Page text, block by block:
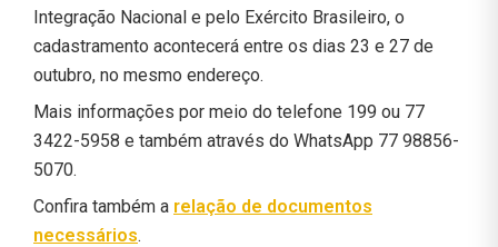
Integração Nacional e pelo Exército Brasileiro, o
cadastramento acontecerá entre os dias 23 e 27 de
outubro, no mesmo endereço.
Mais informações por meio do telefone 199 ou 77
3422-5958 e também através do WhatsApp 77 98856-
5070.
Confira também a relação de documentos
necessários.